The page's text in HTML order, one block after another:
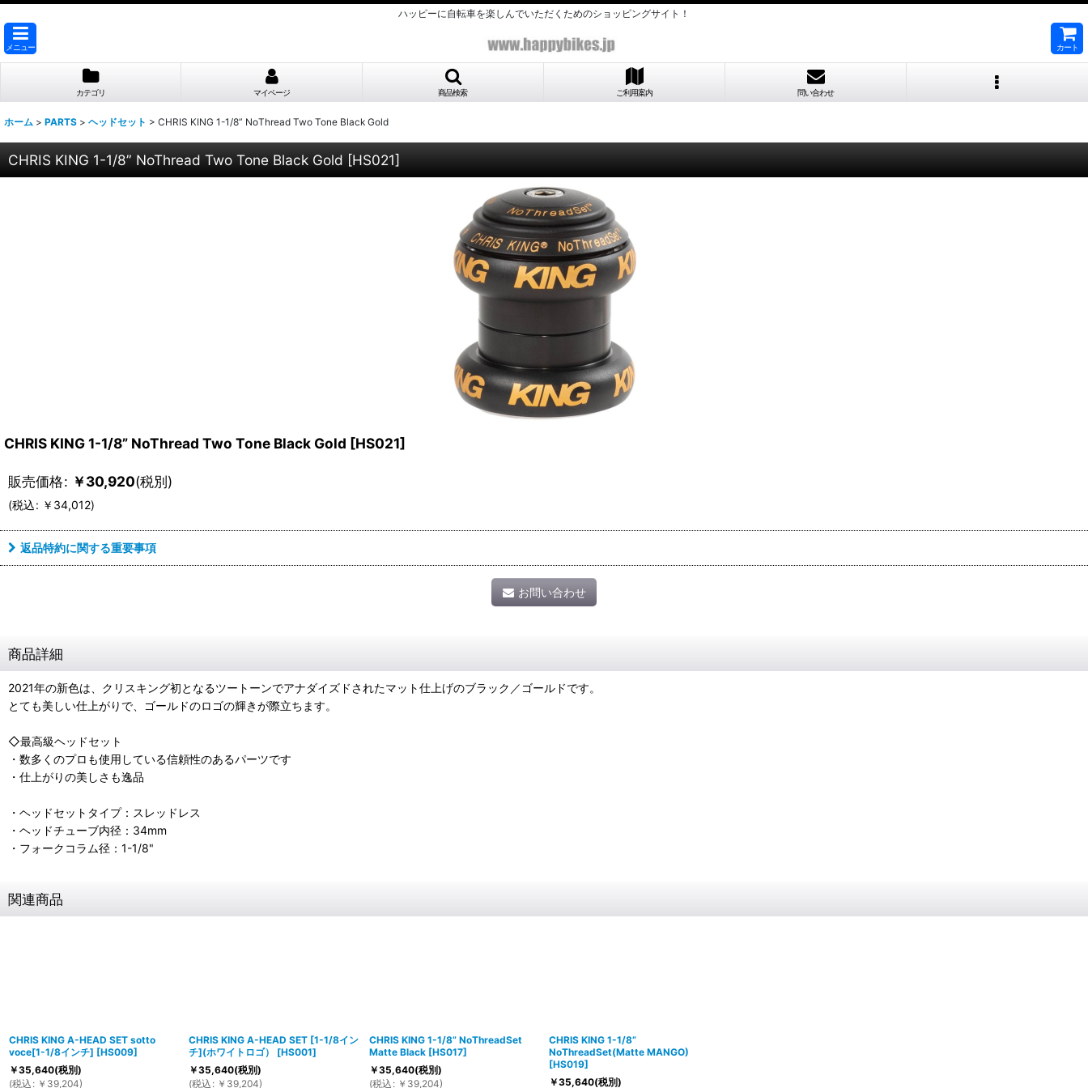
ハッピーに自転車を楽しんでいただくためのショッピングサイト！
メニュー カート
カテゴリ マイページ 商品検索 ご利用案内 問い合わせ
ホーム > PARTS > ヘッドセット > CHRIS KING 1-1/8” NoThread Two Tone Black Gold
CHRIS KING 1-1/8” NoThread Two Tone Black Gold [HS021]
CHRIS KING 1-1/8” NoThread Two Tone Black Gold [HS021]
販売価格: ￥30,920(税別)
(税込: ￥ 34,012)
返品特約に関する重要事項
お問い合わせ
商品詳細
2021年の新色は、クリスキング初となるツートーンでアナダイズドされたマット仕上げのブラック／ゴールドです。
とても美しい仕上がりで、ゴールドのロゴの輝きが際立ちます。
◇最高級ヘッドセット
・数多くのプロも使用している信頼性のあるパーツです
・仕上がりの美しさも逸品
・ヘッドセットタイプ：スレッドレス
・ヘッドチューブ内径：34mm
・フォークコラム径：1-1/8"
関連商品
CHRIS KING A-HEAD SET sotto
voce[1-1/8インチ] [HS009]
￥35,640(税別)
(税込 : ￥ 39,204)
CHRIS KING A-HEAD SET [1-1/8イン
チ](ホワイトロゴ）
[HS001]
￥35,640(税別)
(税込 : ￥ 39,204)
CHRIS KING 1-1/8” NoThreadSet
Matte Black [HS017]
￥35,640(税別)
(税込 : ￥ 39,204)
CHRIS KING 1-1/8”
NoThreadSet(Matte MANGO)
[HS019]
￥35,640(税別)